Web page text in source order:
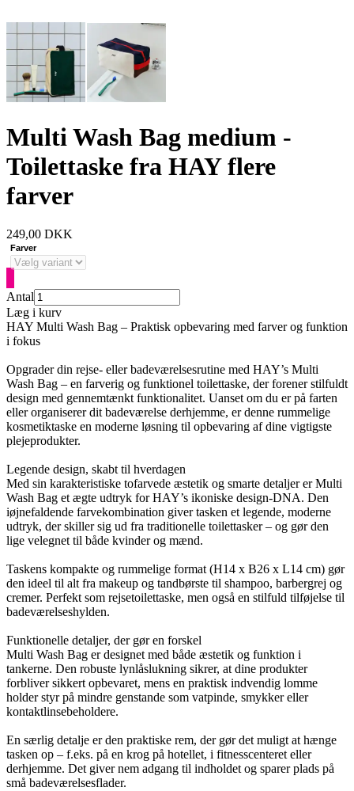
Multi Wash Bag medium -
Toilettaske fra HAY flere
farver
249,00 DKK
Farver
Antal
Læg i kurv
HAY Multi Wash Bag – Praktisk opbevaring med farver og funktion
i fokus
Opgrader din rejse- eller badeværelsesrutine med HAY’s Multi
Wash Bag – en farverig og funktionel toilettaske, der forener stilfuldt
design med gennemtænkt funktionalitet. Uanset om du er på farten
eller organiserer dit badeværelse derhjemme, er denne rummelige
kosmetiktaske en moderne løsning til opbevaring af dine vigtigste
plejeprodukter.
Legende design, skabt til hverdagen
Med sin karakteristiske tofarvede æstetik og smarte detaljer er Multi
Wash Bag et ægte udtryk for HAY’s ikoniske design-DNA. Den
iøjnefaldende farvekombination giver tasken et legende, moderne
udtryk, der skiller sig ud fra traditionelle toilettasker – og gør den
lige velegnet til både kvinder og mænd.
Taskens kompakte og rummelige format (H14 x B26 x L14 cm) gør
den ideel til alt fra makeup og tandbørste til shampoo, barbergrej og
cremer. Perfekt som rejsetoilettaske, men også en stilfuld tilføjelse til
badeværelseshylden.
Funktionelle detaljer, der gør en forskel
Multi Wash Bag er designet med både æstetik og funktion i
tankerne. Den robuste lynlåslukning sikrer, at dine produkter
forbliver sikkert opbevaret, mens en praktisk indvendig lomme
holder styr på mindre genstande som vatpinde, smykker eller
kontaktlinsebeholdere.
En særlig detalje er den praktiske rem, der gør det muligt at hænge
tasken op – f.eks. på en krog på hotellet, i fitnesscenteret eller
derhjemme. Det giver nem adgang til indholdet og sparer plads på
små badeværelsesflader.